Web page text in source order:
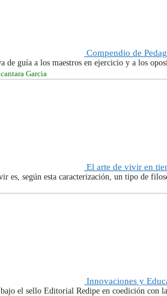
Compendio de
de guía a los maestros en ejercicio y a los
Garcia
El arte de vivir en
es, según esta caracterización, un tipo de
Innovaciones y
el sello Editorial Redipe en coedición con